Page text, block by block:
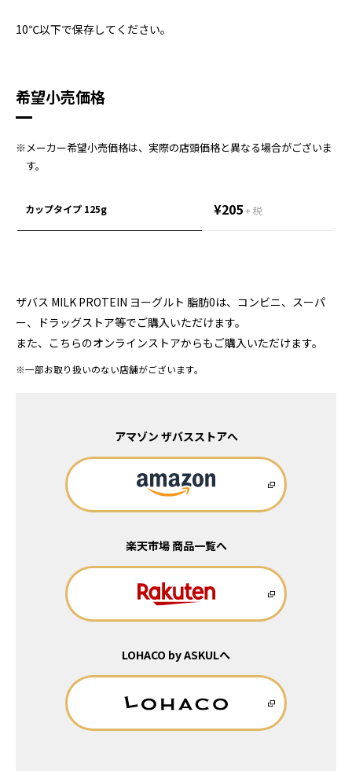
10℃以下で保存してください。
希望小売価格
※メーカー希望小売価格は、実際の店頭価格と異なる場合がございま
す。
カップタイプ 125g ¥205+ 税
ザバス MILK PROTEIN ヨーグルト 脂肪0は、コンビニ、スーパ
ー、ドラッグストア等でご購入いただけます。
また、こちらのオンラインストアからもご購入いただけます。
※一部お取り扱いのない店舗がございます。
アマゾン ザバスストアへ
楽天市場 商品一覧へ
LOHACO by ASKULへ